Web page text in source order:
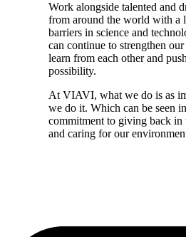
Work alongside talented and
from around the world with a
barriers in science and
can continue to strengthen
learn from each other and
possibility.
At VIAVI, what we do is as
we do it. Which can be seen
commitment to giving back in
and caring for our